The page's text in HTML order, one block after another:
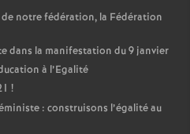
de notre fédération, la Fédération
dans la manifestation du 9 janvier
à l’Egalité
!
: construisons l’égalité au